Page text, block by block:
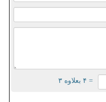
= ۴ بعلاوه ۳